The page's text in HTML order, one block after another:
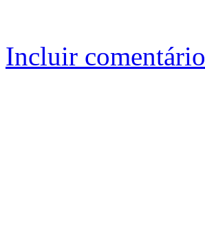
Incluir comentário